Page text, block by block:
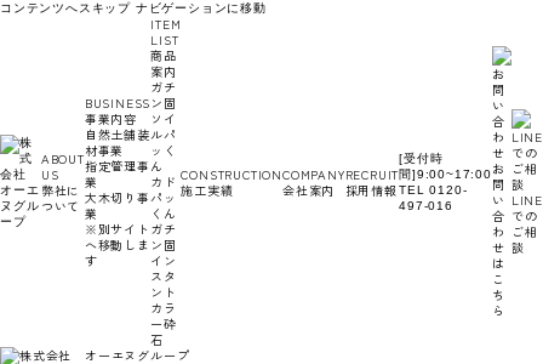
コンテンツへスキップ ナビゲーションに移動
ABOUT
US
弊社に
ついて
BUSINESS
事業内容
自然土舗装
材事業
指定管理事
業
大木切り事
業
※別サイト
へ移動しま
す
ITEM
LIST
商品
案内
ガチ
ン固
ソイ
ルパ
ッく
ん
カド
パッ
くん
ガチ
ン固
イン
スタ
ント
カラ
ー砕
石
CONSTRUCTION
施工実績
COMPANY
会社案内
RECRUIT
採用情報
[受付時
間]9:00~17:00
TEL 0120-
497-016
お
問
い
合
わ
せ
は
こ
ち
ら
LINE
での
ご相
談